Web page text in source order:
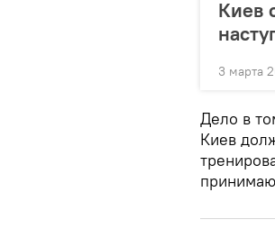
Киев
3 марта
Дело в
Киев